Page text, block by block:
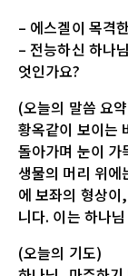
– 에스겔이 목격
– 전능하신 하나
엇인가요?
(오늘의 말씀 요
황옥같이 보이는
돌아가며 눈이 가
생물의 머리 위에
에 보좌의 형상
니다. 이는 하나
(오늘의 기도)